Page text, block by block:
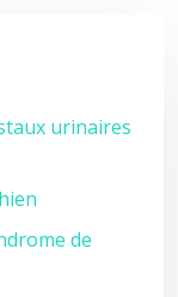
urinaires
de